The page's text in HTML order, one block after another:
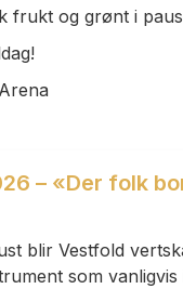
frukt og grønt i
– «Der folk
blir Vestfold
som